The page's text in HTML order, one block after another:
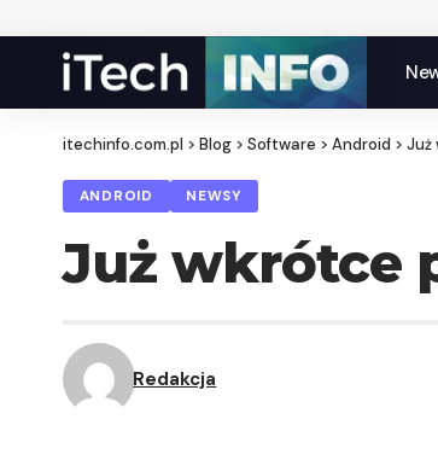
itechinfo.com.pl > Blog > Software > Android > Już
ANDROID NEWSY
Już wkrótce
Redakcja